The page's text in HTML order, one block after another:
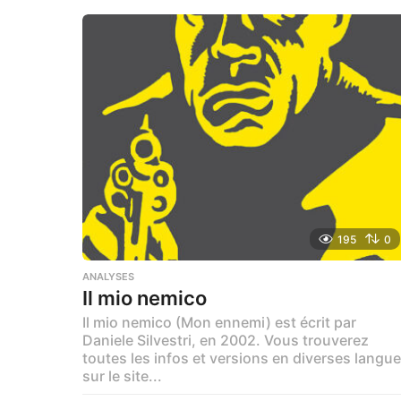
g
o
195 0
ANALYSES
Il mio nemico
Il mio nemico (Mon ennemi) est écrit par
Daniele Silvestri, en 2002. Vous trouverez
toutes les infos et versions en diverses
sur le site...